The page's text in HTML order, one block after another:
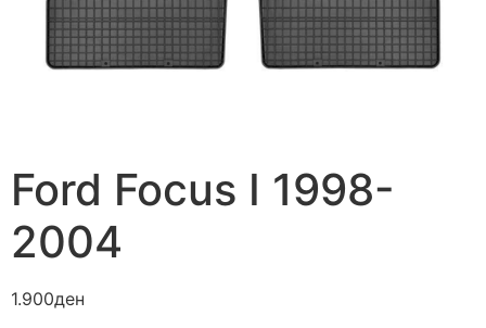
Ford Focus I 1998-
2004
1.900ден